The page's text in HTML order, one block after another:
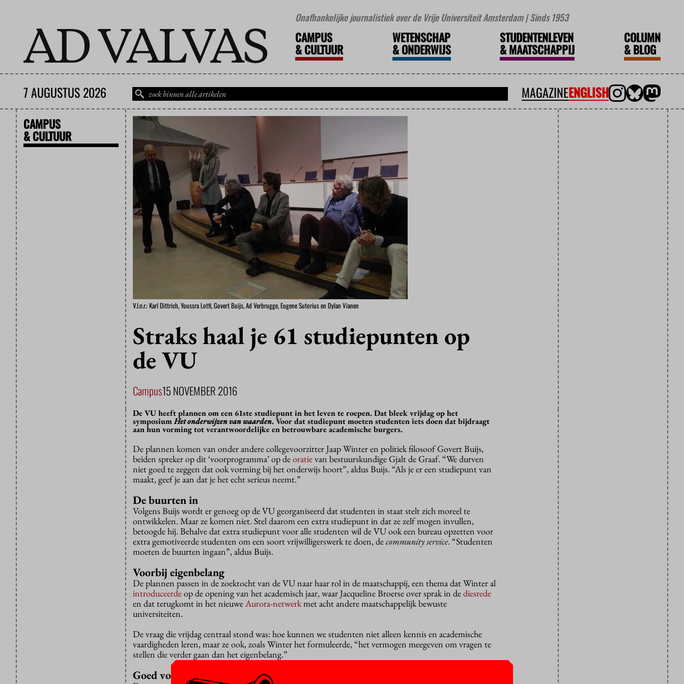
Onafhankelijke journalistiek over de Vrije Universiteit Amsterdam | Sinds 1953
CAMPUS
&CULTUUR
WETENSCHAP
&ONDERWIJS
STUDENTENLEVEN
&MAATSCHAPPIJ
COLUMN
&BLOG
7 AUGUSTUS 2026 MAGAZINEENGLISH
CAMPUS
& CULTUUR
V.l.n.r.: Karl Dittrich, Youssra Lotfi, Govert Buijs, Ad Verbrugge, Eugene Sutorius en Dylan Vianen
Straks haal je 61 studiepunten op
de VU
Campus15 NOVEMBER 2016
De VU heeft plannen om een 61ste studiepunt in het leven te roepen. Dat bleek vrijdag op het
symposiumHet onderwijzen van waarden. Voor dat studiepunt moeten studenten iets doen dat bijdraagt
aan hun vorming tot verantwoordelijke en betrouwbare academische burgers.
De plannen komen van onder andere collegevoorzitter Jaap Winter en politiek filosoof Govert Buijs,
beiden spreker op dit ‘voorprogramma’ op deoratievan bestuurskundige Gjalt de Graaf. “We durven
niet goed te zeggen dat ook vorming bij het onderwijs hoort”, aldus Buijs. “Als je er een studiepunt van
maakt, geef je aan dat je het echt serieus neemt.”
De buurten in
Volgens Buijs wordt er genoeg op de VU georganiseerd dat studenten in staat stelt zich moreel te
ontwikkelen. Maar ze komen niet. Stel daarom een extra studiepunt in dat ze zelf mogen invullen,
betoogde hij. Behalve dat extra studiepunt voor alle studenten wil de VU ook een bureau opzetten voor
extra gemotiveerde studenten om een soort vrijwilligerswerk te doen, decommunity service. “Studenten
moeten de buurten ingaan”, aldus Buijs.
Voorbij eigenbelang
De plannen passen in de zoektocht van de VU naar haar rol in de maatschappij, een thema dat Winter al
introduceerdeop de opening van het academisch jaar, waar Jacqueline Broerse over sprak in dediesrede
en dat terugkomt in het nieuweAurora-netwerkmet acht andere maatschappelijk bewuste
universiteiten.
De vraag die vrijdag centraal stond was: hoe kunnen we studenten niet alleen kennis en academische
vaardigheden leren, maar ze ook, zoals Winter het formuleerde, “het vermogen meegeven om vragen te
stellen die verder gaan dan het eigenbelang.”
Goed voorbeeld geven